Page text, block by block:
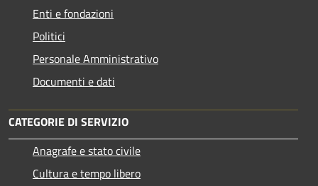
Enti e fondazioni
Politici
Personale Amministrativo
Documenti e dati
CATEGORIE DI SERVIZIO
Anagrafe e stato civile
Cultura e tempo libero